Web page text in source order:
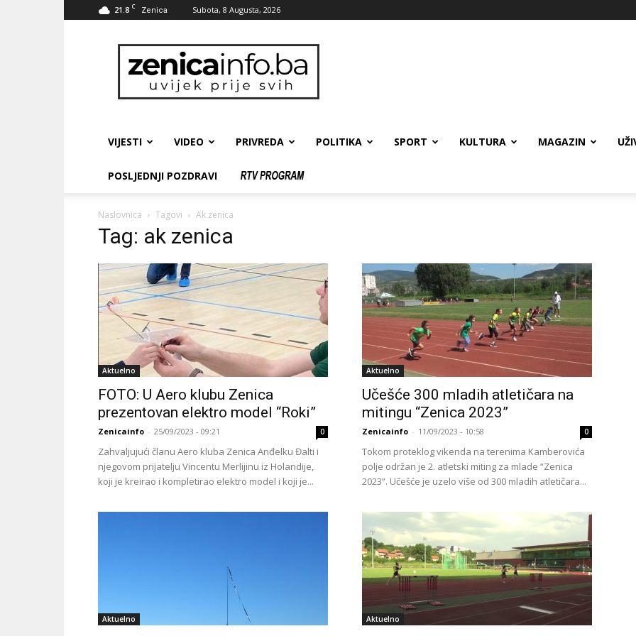
21.8 C Zenica Subota, 8 Augusta, 2026
zenicainfo.ba
VIJESTI VIDEO PRIVREDA POLITIKA SPORT KULTURA MAGAZIN
POSLJEDNJI POZDRAVI
Naslovnica Tagovi Ak zenica
Tag: ak zenica
Aktuelno
FOTO: U Aero klubu Zenica
prezentovan elektro model “Roki”
Zenicainfo - 25/09/2023 - 09:21 0
Zahvaljujući članu Aero kluba Zenica Anđelku Đalti i
njegovom prijatelju Vincentu Merlijinu iz Holandije,
koji je kreirao i kompletirao elektro model i koji je...
Aktuelno
Učešće 300 mladih atletičara na
mitingu “Zenica 2023”
Zenicainfo - 11/09/2023 - 10:58 0
Tokom proteklog vikenda na terenima Kamberovića
polje održan je 2. atletski miting za mlade “Zenica
2023”. Učešće je uzelo više od 300 mladih atletičara...
Aktuelno Aktuelno